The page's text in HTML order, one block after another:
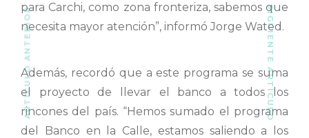
para Carchi, como zona fronteriza, sabemos que
necesita mayor atención”, informó Jorge Wated.
Además, recordó que a este programa se suma
el proyecto de llevar el banco a todos los
rincones del país. “Hemos sumado el programa
del Banco en la Calle, estamos saliendo a los
ARTÍCULO ANTERIOR SIGUIENTE ARTÍCULO